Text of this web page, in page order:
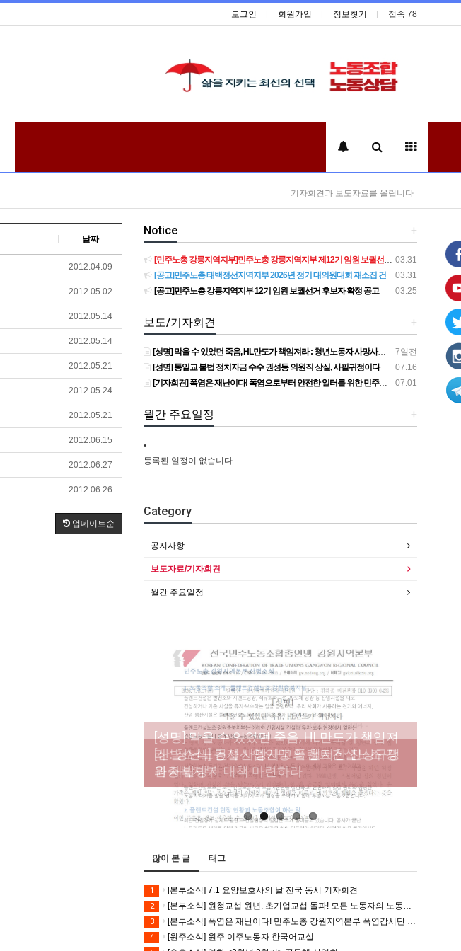
로그인 회원가입 정보찾기 접속 78
기자회견과 보도자료를 올립니다
날짜
2012.04.09
2012.05.02
2012.05.14
2012.05.14
2012.05.21
2012.05.24
2012.05.21
2012.06.15
2012.06.27
2012.06.26
업데이트순
+
Notice
03.31
[민주노총 강릉지역지부]민주노총 강릉지역지부 제12기 임원 보궐선거결과 공고
03.31
[공고]민주노총 태백정선지역지부 2026년 정기 대의원대회 재소집 건
03.25
[공고]민주노총 강릉지역지부 12기 임원 보궐선거 후보자 확정 공고
+
보도/기자회견
7일전
[성명] 막을 수 있었던 죽음, HL만도가 책임져라 : 청년노동자 사망사고의 철저한 진상규명과 재발방지 대책 마련하라
07.16
[성명] 통일교 불법 정치자금 수수 권성동 의원직 상실, 사필귀정이다
07.01
[기자회견] 폭염은 재난이다! 폭염으로부터 안전한 일터를 위한 민주노총 강원지역본부 폭염감시단 선포 기자회견
+
월간 주요일정
등록된 일정이 없습니다.
Category
공지사항
보도자료/기자회견
월간 주요일정
[성명] 막을 수 있었던 죽음, HL만도가 책임져
라 : 청년노동자 사망사고의 철저한 진상규명
과 재발방지 대책 마련하라
[산별소식] 건설산업연맹 플랜트건설노조 강
원충북지부
[강릉,속초,원주,춘천] 폭염감시단 사업 이모저
모
[조합원☆인터뷰] 서비스연맹 전국학교비정
규직노동조합 강원지부 김유미 춘천지회장
[본부소식] 강원지역 노동자 합창단 모임
많이 본 글 태그
1 [본부소식] 7.1 요양보호사의 날 전국 동시 기자회견
2 [본부소식] 원청교섭 원년. 초기업교섭 돌파! 모든 노동자의 노동기본권 쟁취! 민주노총 7.15 총파업대회
3 [본부소식] 폭염은 재난이다! 민주노총 강원지역본부 폭염감시단 선포 기자회견
4 [원주소식] 원주 이주노동자 한국어교실